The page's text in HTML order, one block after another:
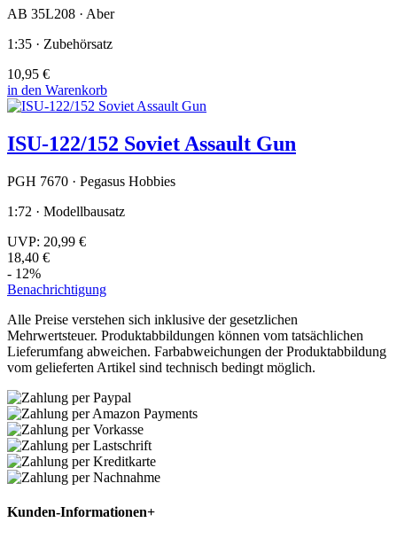
AB 35L208 · Aber
1:35 · Zubehörsatz
10,95 €
in den Warenkorb
ISU-122/152 Soviet Assault Gun
PGH 7670 · Pegasus Hobbies
1:72 · Modellbausatz
UVP: 20,99 €
18,40 €
- 12%
Benachrichtigung
Alle Preise verstehen sich inklusive der gesetzlichen
Mehrwertsteuer. Produktabbildungen können vom tatsächlichen
Lieferumfang abweichen. Farbabweichungen der Produktabbildung
vom gelieferten Artikel sind technisch bedingt möglich.
Kunden-Informationen+